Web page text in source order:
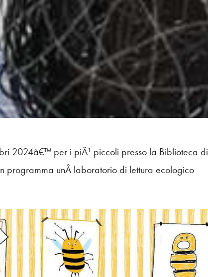
2024â€™ per i piÃ¹ piccoli presso la Biblioteca di
programma unÂ laboratorio di lettura ecologico